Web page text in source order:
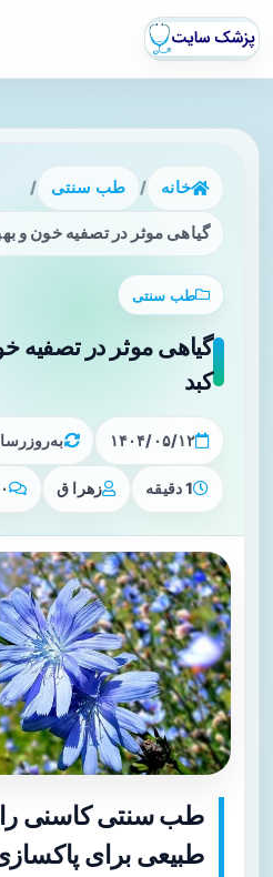
خانه / طب سنتی /
گیاهی موثر در تصفیه خون و
طب سنتی
گیاهی موثر در تصفیه
کبد
۱۴۰۴/۰۵/۱۲ به‌روزرسانی:
1 دقیقه زهرا ق ۰ نظر
طب سنتی کاسنی را
طبیعی برای